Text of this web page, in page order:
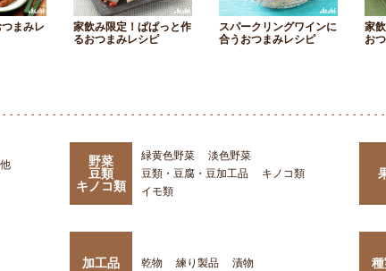
まみレ
家飲み限定！ぱぱっと作
るおつまみレシピ
スパークリングワインに
合うおつまみレシピ
家
お
野菜
豆類
キノコ類
緑黄色野菜
淡色野菜
豆類・豆腐・豆加工品
キノコ類
イモ類
加工品 乾物 練り製品 漬物